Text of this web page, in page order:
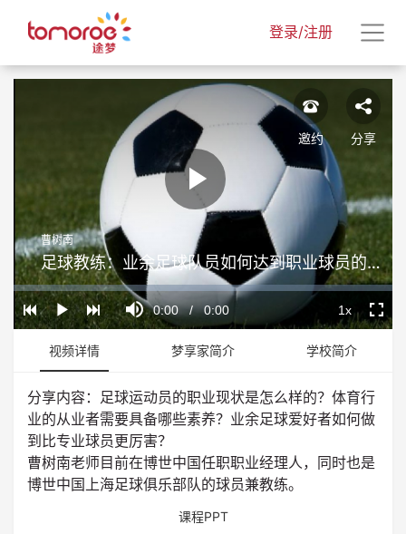
登录/注册
Play
Video
Play
Mute
Current
Time
0:00 / Duration
0:00
Loaded:
0%
Progress:
0%
Playback
Rate
1x
曹树南
足球教练：业余足球队员如何达到职业球员的水平
邀约 分享
视频详情 梦享家简介 学校简介
分享内容：足球运动员的职业现状是怎么样的？体育行
业的从业者需要具备哪些素养？业余足球爱好者如何做
到比专业球员更厉害？
曹树南老师目前在博世中国任职职业经理人，同时也是
博世中国上海足球俱乐部队的球员兼教练。
课程PPT